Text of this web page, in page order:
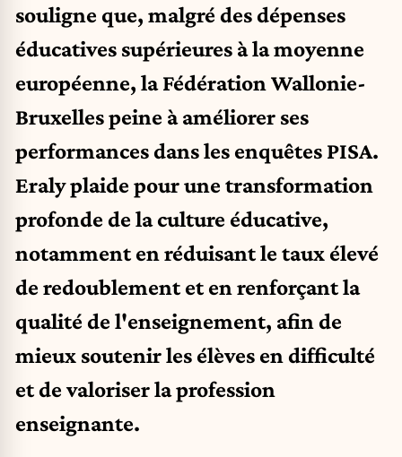
souligne que, malgré des dépenses
éducatives supérieures à la moyenne
européenne, la Fédération Wallonie-
Bruxelles peine à améliorer ses
performances dans les enquêtes PISA.
Eraly plaide pour une transformation
profonde de la culture éducative,
notamment en réduisant le taux élevé
de redoublement et en renforçant la
qualité de l'enseignement, afin de
mieux soutenir les élèves en difficulté
et de valoriser la profession
enseignante.